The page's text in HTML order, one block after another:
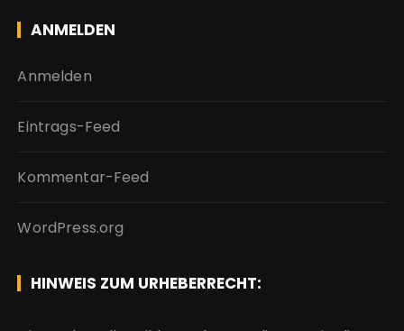
ANMELDEN
Anmelden
Eintrags-Feed
Kommentar-Feed
WordPress.org
HINWEIS ZUM URHEBERRECHT: